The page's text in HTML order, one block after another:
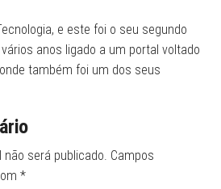
e este foi o seu segundo
anos ligado a um portal voltado
também foi um dos seus
será publicado. Campos
*